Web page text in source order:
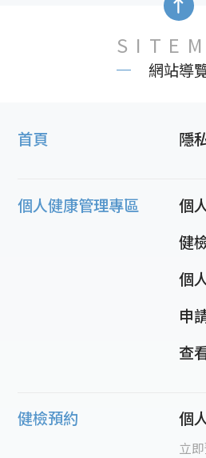
網站導
首頁 隱
個人健康管理專區
個
健
個
申
查
健檢預約 個
立